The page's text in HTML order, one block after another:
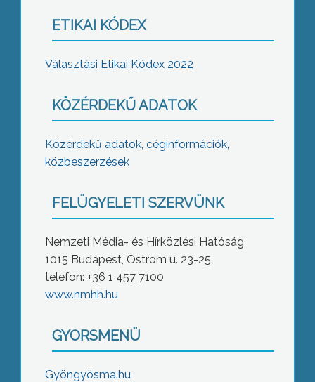
ETIKAI KÓDEX
Választási Etikai Kódex 2022
KÖZÉRDEKŰ ADATOK
Közérdekű adatok, céginformációk,
közbeszerzések
FELÜGYELETI SZERVÜNK
Nemzeti Média- és Hírközlési Hatóság
1015 Budapest, Ostrom u. 23-25
telefon: +36 1 457 7100
www.nmhh.hu
GYORSMENÜ
Gyöngyösma.hu